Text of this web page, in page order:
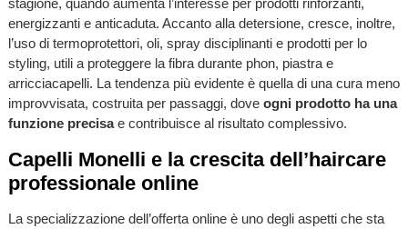
stagione, quando aumenta l’interesse per prodotti rinforzanti,
energizzanti e anticaduta. Accanto alla detersione, cresce, inoltre,
l’uso di termoprotettori, oli, spray disciplinanti e prodotti per lo
styling, utili a proteggere la fibra durante phon, piastra e
arricciacapelli. La tendenza più evidente è quella di una cura meno
improvvisata, costruita per passaggi, dove ogni prodotto ha una
funzione precisae contribuisce al risultato complessivo.
Capelli Monelli e la crescita dell’haircare
professionale online
La specializzazione dell’offerta online è uno degli aspetti che sta